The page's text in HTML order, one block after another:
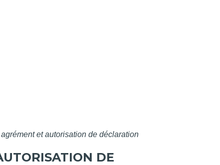
et autorisation de déclaration
DE